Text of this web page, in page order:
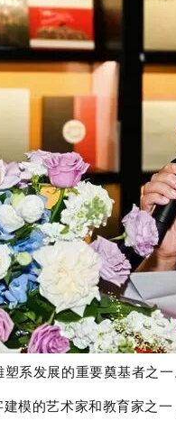
系发展的重要奠基者之
模的艺术家和教育家之